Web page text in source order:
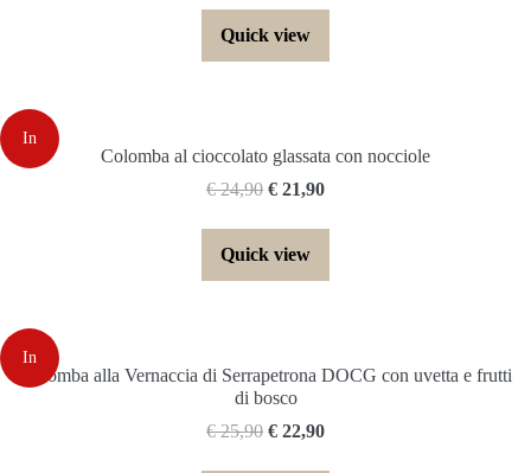
Quick view
In
Colomba al cioccolato glassata con nocciole
€24,90 € 21,90
Quick view
In
Colomba alla Vernaccia di Serrapetrona DOCG con uvetta e frutti
di bosco
€25,90 € 22,90